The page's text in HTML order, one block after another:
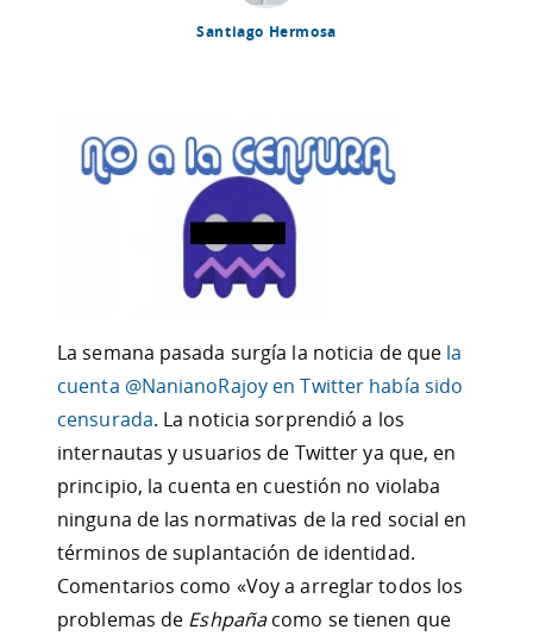
Santiago Hermosa
La semana pasada surgía la noticia de que la
cuenta @NanianoRajoy en Twitter había sido
censurada. La noticia sorprendió a los
internautas y usuarios de Twitter ya que, en
principio, la cuenta en cuestión no violaba
ninguna de las normativas de la red social en
términos de suplantación de identidad.
Comentarios como «Voy a arreglar todos los
problemas de Eshpañacomo se tienen que